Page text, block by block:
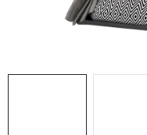
OSTATNÍ